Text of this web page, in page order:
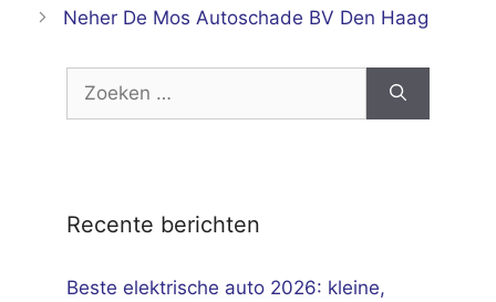
Neher De Mos Autoschade BV Den Haag
naar:
Recente berichten
Beste elektrische auto 2026: kleine,